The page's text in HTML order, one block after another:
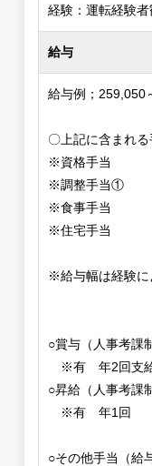
経験：運転経験者
給与
給与例；259,050
〇上記に含まれる
※資格手当
※調整手当①
※食事手当
※住宅手当
※給与幅は経験に
○賞与（人事考課
※有 年2回支
○昇給（人事考課
※有 年1回
○その他手当（給